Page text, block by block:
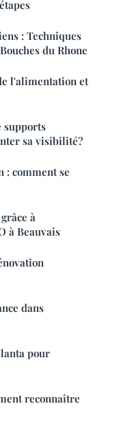
: Techniques
du Rhone
l'alimentation et
supports
sa visibilité?
: comment se
à
à Beauvais
dans
pour
reconnaître